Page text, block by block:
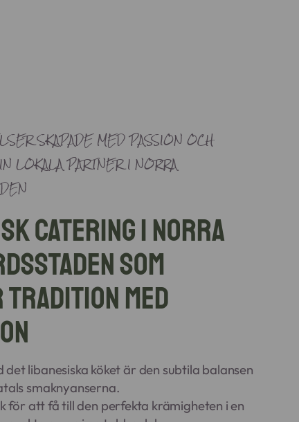
SKAPADE MED PASSION OCH
LOKALA PARTNER I NORRA
catering i Norra
som
med
det libanesiska köket är den subtila balansen
smaknyanserna.
för att få till den perfekta krämigheten i en